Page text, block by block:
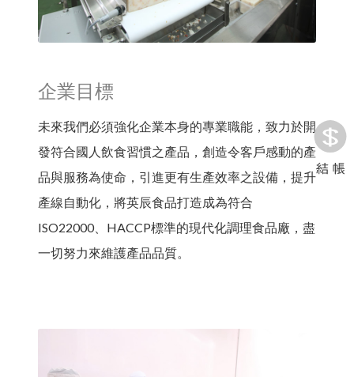
企業目標
未來我們必須強化企業本身的專業職能，致力於開
發符合國人飲食習慣之產品，創造令客戶感動的產
品與服務為使命，引進更有生產效率之設備，提升
產線自動化，將英辰食品打造成為符合
ISO22000、HACCP標準的現代化調理食品廠，盡
一切努力來維護產品品質。